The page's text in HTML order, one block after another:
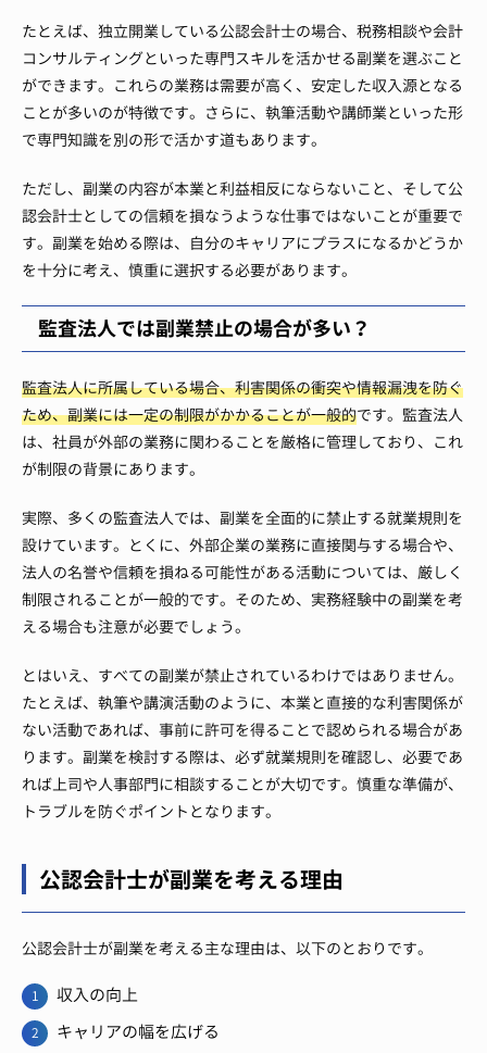
たとえば、独立開業している公認会計士の場合、税務相談や会計
コンサルティングといった専門スキルを活かせる副業を選ぶこと
ができます。これらの業務は需要が高く、安定した収入源となる
ことが多いのが特徴です。さらに、執筆活動や講師業といった形
で専門知識を別の形で活かす道もあります。
ただし、副業の内容が本業と利益相反にならないこと、そして公
認会計士としての信頼を損なうような仕事ではないことが重要で
す。副業を始める際は、自分のキャリアにプラスになるかどうか
を十分に考え、慎重に選択する必要があります。
監査法人では副業禁止の場合が多い？
監査法人に所属している場合、利害関係の衝突や情報漏洩を防ぐ
ため、副業には一定の制限がかかることが一般的です。監査法人
は、社員が外部の業務に関わることを厳格に管理しており、これ
が制限の背景にあります。
実際、多くの監査法人では、副業を全面的に禁止する就業規則を
設けています。とくに、外部企業の業務に直接関与する場合や、
法人の名誉や信頼を損ねる可能性がある活動については、厳しく
制限されることが一般的です。そのため、実務経験中の副業を考
える場合も注意が必要でしょう。
とはいえ、すべての副業が禁止されているわけではありません。
たとえば、執筆や講演活動のように、本業と直接的な利害関係が
ない活動であれば、事前に許可を得ることで認められる場合があ
ります。副業を検討する際は、必ず就業規則を確認し、必要であ
れば上司や人事部門に相談することが大切です。慎重な準備が、
トラブルを防ぐポイントとなります。
公認会計士が副業を考える理由
公認会計士が副業を考える主な理由は、以下のとおりです。
収入の向上
キャリアの幅を広げる